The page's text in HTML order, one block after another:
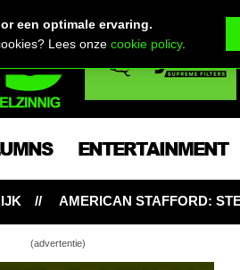
ENTERTAINMENT
STERKE SATIVA-HYBRIDE
(advertentie)
een optimale ervaring.
Lees onzecookie policy.